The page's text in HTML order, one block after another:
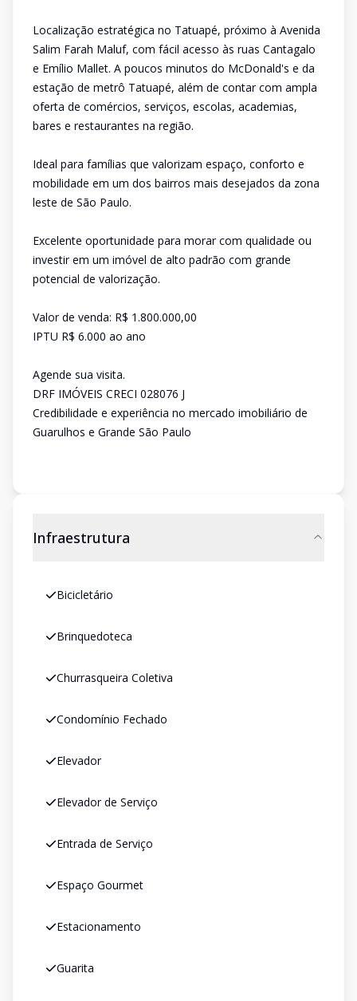
Localização estratégica no Tatuapé, próximo à Avenida
Salim Farah Maluf, com fácil acesso às ruas Cantagalo
e Emílio Mallet. A poucos minutos do McDonald's e da
estação de metrô Tatuapé, além de contar com ampla
oferta de comércios, serviços, escolas, academias,
bares e restaurantes na região.
Ideal para famílias que valorizam espaço, conforto e
mobilidade em um dos bairros mais desejados da zona
leste de São Paulo.
Excelente oportunidade para morar com qualidade ou
investir em um imóvel de alto padrão com grande
potencial de valorização.
Valor de venda: R$ 1.800.000,00
IPTU R$ 6.000 ao ano
Agende sua visita.
DRF IMÓVEIS CRECI 028076 J
Credibilidade e experiência no mercado imobiliário de
Guarulhos e Grande São Paulo
Infraestrutura
Bicicletário
Brinquedoteca
Churrasqueira Coletiva
Condomínio Fechado
Elevador
Elevador de Serviço
Entrada de Serviço
Espaço Gourmet
Estacionamento
Guarita